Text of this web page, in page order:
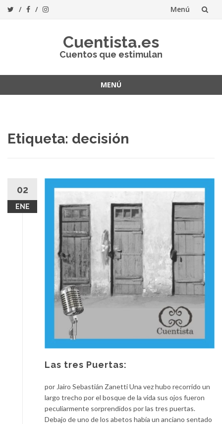
Menú
Cuentista.es
Cuentos que estimulan
MENÚ
Etiqueta: decisión
02
ENE
Las tres Puertas:
por Jairo Sebastián Zanetti Una vez hubo recorrido un
largo trecho por el bosque de la vida sus ojos fueron
peculiarmente sorprendidos por las tres puertas.
Debajo de uno de los abetos había un anciano sentado